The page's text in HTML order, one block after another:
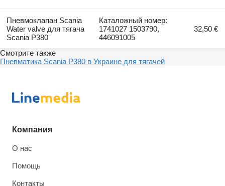
Пневмоклапан Scania
Water valve для тягача
Scania P380
Каталожный номер:
1741027 1503790,
446091005
32,50 €
Смотрите также
Пневматика Scania P380 в Украине для тягачей
Компания
О нас
Помощь
Контакты